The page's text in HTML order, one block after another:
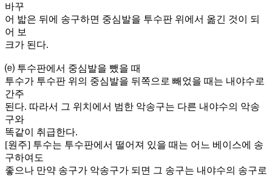
바꾸
어 밟은 뒤에 송구하면 중심발을 투수판 위에서 옮긴 것이 되
어 보
크가 된다.
⒠ 투수판에서 중심발을 뺐을 때
투수가 투수판 위의 중심발을 뒤쪽으로 빼었을 때는 내야수로
간주
된다. 따라서 그 위치에서 범한 악송구는 다른 내야수의 악송
구와
똑같이 취급한다.
[원주] 투수는 투수판에서 떨어져 있을 때는 어느 베이스에 송
구하여도
좋으나 만약 송구가 악송구가 되면 그 송구는 내야수의 송구로